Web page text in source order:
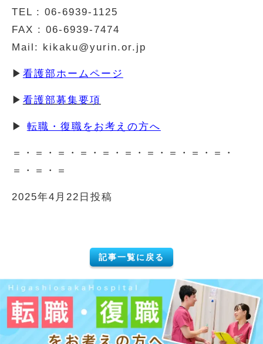
TEL : 06-6939-1125
FAX : 06-6939-7474
Mail: kikaku@yurin.or.jp
▶ 看護部ホームページ
▶ 看護部募集要項
▶ 転職・復職をお考えの方へ
＝・＝・＝・＝・＝・＝・＝・＝・＝・＝・
＝・＝・＝
2025年4月22日投稿
記事一覧に戻る